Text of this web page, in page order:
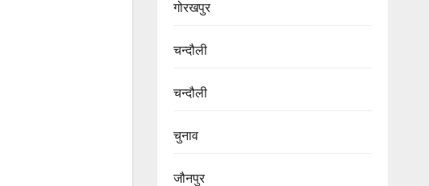
गोरखपुर
चन्दौली
चन्दौली
चुनाव
जौनपुर